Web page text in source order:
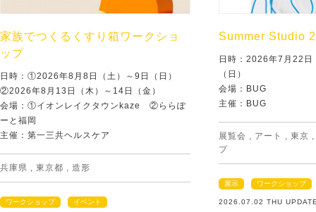
家族でつくるくすり箱ワークショ
ップ
日時：①2026年8月8日（土）～9日（日）
②2026年8月13日（木）～14日（金）
会場：①イオンレイクタウンkaze ②ららぽ
ーと福岡
主催：第一三共ヘルスケア
兵庫県 , 東京都 , 造形
ワークショップ イベント
Summer Studio
日時：2026年7月22
（日）
会場：BUG
主催：BUG
展覧会 , アート , 東京
プ
展示 ワークショップ
2026.07.02 THU